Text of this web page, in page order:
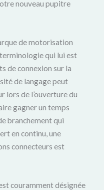
nouveau pupitre
de motorisation
qui lui est
de connexion sur la
de langage peut
lors de l’ouverture du
gagner un temps
branchement qui
en continu, une
connecteurs est
couramment désignée